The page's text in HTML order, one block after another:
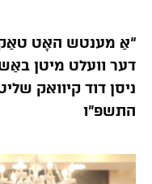
“אַ מענטש האָט
דער וועלט מיטן
ניסן דוד קיוואק
התשפ”ו